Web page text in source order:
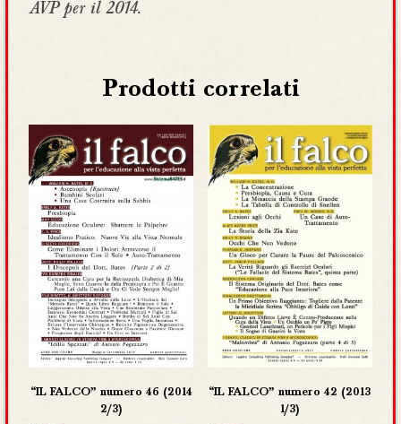
AVP per il 2014.
Prodotti correlati
“IL FALCO” numero 46 (2014
2/3)
“IL FALCO” numero 42 (2013
1/3)